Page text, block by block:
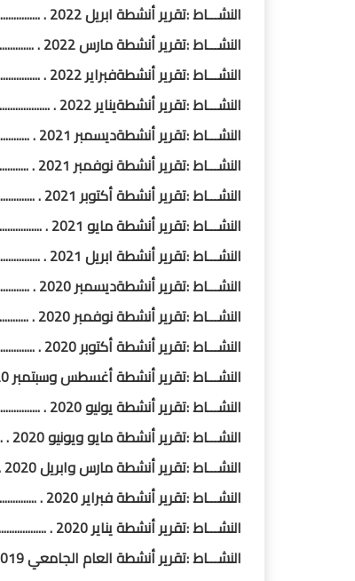
النشـــاط :تقرير أنشطة ابريل 2022 . .....................
النشـــاط :تقرير أنشطة مارس 2022 . .....................
النشـــاط :تقرير أنشطةفبراير 2022 . .....................
النشـــاط :تقرير أنشطةيناير 2022 . .....................
النشـــاط :تقرير أنشطةديسمبر 2021 . .....................
النشـــاط :تقرير أنشطة نوفمبر 2021 . .....................
النشـــاط :تقرير أنشطة أكتوبر 2021 . .....................
النشـــاط :تقرير أنشطة مايو 2021 . .....................
النشـــاط :تقرير أنشطة ابريل 2021 . .....................
النشـــاط :تقرير أنشطةديسمبر 2020 . .....................
النشـــاط :تقرير أنشطة نوفمبر 2020 . .....................
النشـــاط :تقرير أنشطة أكتوبر 2020 . .....................
النشـــاط :تقرير أنشطة أغسطس وسبتمبر 2020 . .........
النشـــاط :تقرير أنشطة يوليو 2020 . .....................
النشـــاط :تقرير أنشطة مايو ويونيو 2020 . .....................
النشـــاط :تقرير أنشطة مارس وابريل 2020 . .....................
النشـــاط :تقرير أنشطة فبراير 2020 . .....................
النشـــاط :تقرير أنشطة يناير 2020 . .....................
النشـــاط :تقرير أنشطة العام الجامعي 2019-2020م . .........